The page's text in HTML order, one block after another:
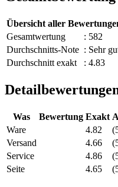
Übersicht aller
Gesamtwertung
: 582
Durchschnitts-Note : Sehr
Durchschnitt exakt
: 4.83
Was Bewertung Exakt
Ware
4.82
Versand
4.66
Service
4.86
Seite
4.65